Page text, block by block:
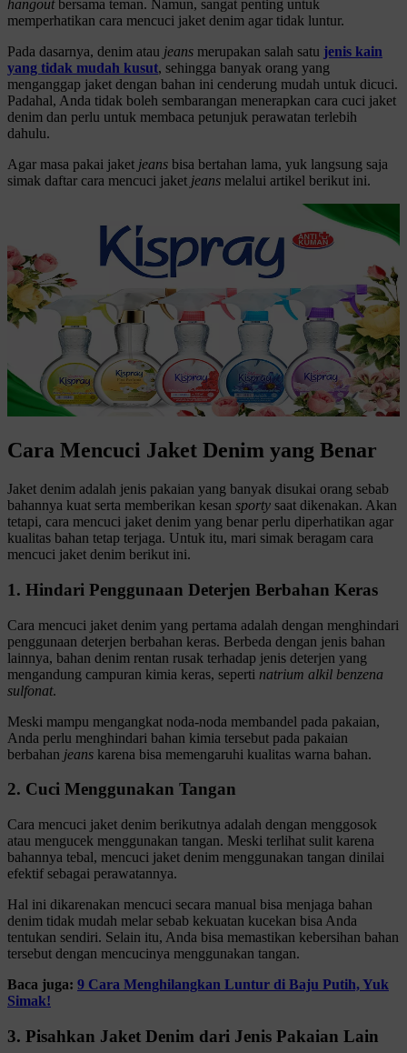
hangoutbersama teman. Namun, sangat penting untuk
memperhatikan cara mencuci jaket denim agar tidak luntur.
Pada dasarnya, denim atau jeans merupakan salah satu jenis kain
yang tidak mudah kusut, sehingga banyak orang yang
menganggap jaket dengan bahan ini cenderung mudah untuk dicuci.
Padahal, Anda tidak boleh sembarangan menerapkan cara cuci jaket
denim dan perlu untuk membaca petunjuk perawatan terlebih
dahulu.
Agar masa pakai jaket jeans bisa bertahan lama, yuk langsung saja
simak daftar cara mencuci jaket jeans melalui artikel berikut ini.
Cara Mencuci Jaket Denim yang Benar
Jaket denim adalah jenis pakaian yang banyak disukai orang sebab
bahannya kuat serta memberikan kesan sporty saat dikenakan. Akan
tetapi, cara mencuci jaket denim yang benar perlu diperhatikan agar
kualitas bahan tetap terjaga. Untuk itu, mari simak beragam cara
mencuci jaket denim berikut ini.
1. Hindari Penggunaan Deterjen Berbahan Keras
Cara mencuci jaket denim yang pertama adalah dengan menghindari
penggunaan deterjen berbahan keras. Berbeda dengan jenis bahan
lainnya, bahan denim rentan rusak terhadap jenis deterjen yang
mengandung campuran kimia keras, seperti natrium alkil benzena
sulfonat.
Meski mampu mengangkat noda-noda membandel pada pakaian,
Anda perlu menghindari bahan kimia tersebut pada pakaian
berbahan jeans karena bisa memengaruhi kualitas warna bahan.
2. Cuci Menggunakan Tangan
Cara mencuci jaket denim berikutnya adalah dengan menggosok
atau mengucek menggunakan tangan. Meski terlihat sulit karena
bahannya tebal, mencuci jaket denim menggunakan tangan dinilai
efektif sebagai perawatannya.
Hal ini dikarenakan mencuci secara manual bisa menjaga bahan
denim tidak mudah melar sebab kekuatan kucekan bisa Anda
tentukan sendiri. Selain itu, Anda bisa memastikan kebersihan bahan
tersebut dengan mencucinya menggunakan tangan.
Baca juga: 9 Cara Menghilangkan Luntur di Baju Putih, Yuk
Simak!
3. Pisahkan Jaket Denim dari Jenis Pakaian Lain